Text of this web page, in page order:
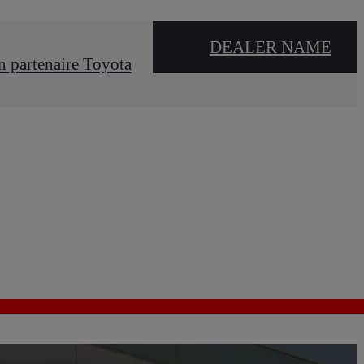
partenaire Toyota
DEALER NAME